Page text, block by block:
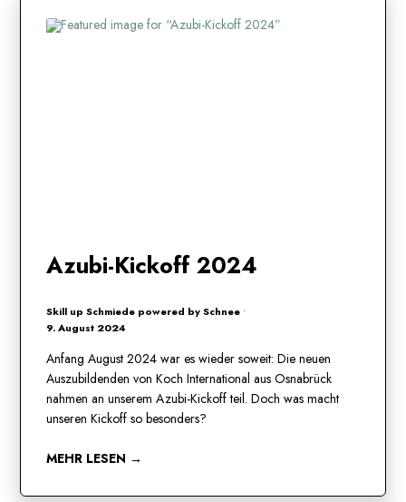
Azubi-Kickoff 2024
Skill up Schmiede powered by Schnee •
9. August 2024
Anfang August 2024 war es wieder soweit: Die neuen
Auszubildenden von Koch International aus Osnabrück
nahmen an unserem Azubi-Kickoff teil. Doch was macht
unseren Kickoff so besonders?
MEHR LESEN →